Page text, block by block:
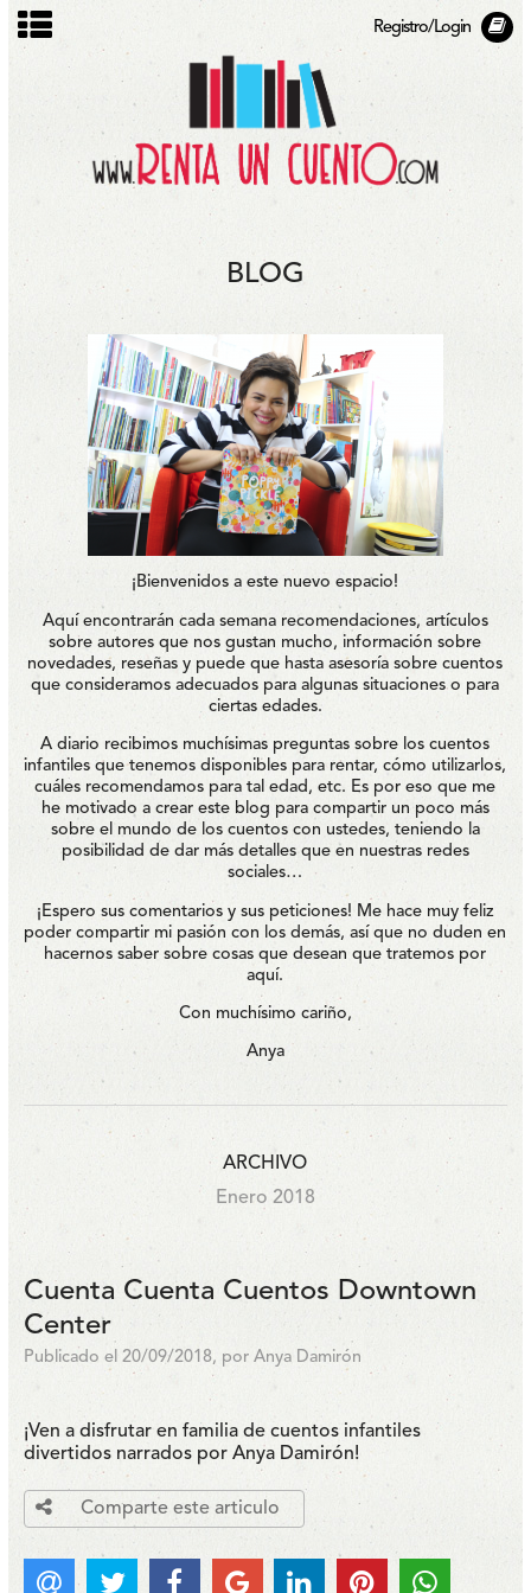
Registro/Login
BLOG
¡Bienvenidos a este nuevo espacio!
Aquí encontrarán cada semana recomendaciones, artículos
sobre autores que nos gustan mucho, información sobre
novedades, reseñas y puede que hasta asesoría sobre cuentos
que consideramos adecuados para algunas situaciones o para
ciertas edades.
A diario recibimos muchísimas preguntas sobre los cuentos
infantiles que tenemos disponibles para rentar, cómo utilizarlos,
cuáles recomendamos para tal edad, etc. Es por eso que me
he motivado a crear este blog para compartir un poco más
sobre el mundo de los cuentos con ustedes, teniendo la
posibilidad de dar más detalles que en nuestras redes
sociales…
¡Espero sus comentarios y sus peticiones! Me hace muy feliz
poder compartir mi pasión con los demás, así que no duden en
hacernos saber sobre cosas que desean que tratemos por
aquí.
Con muchísimo cariño,
Anya
ARCHIVO
Enero 2018
Cuenta Cuenta Cuentos Downtown
Center
Publicado el 20/09/2018, por Anya Damirón
¡Ven a disfrutar en familia de cuentos infantiles
divertidos narrados por Anya Damirón!
Comparte este articulo